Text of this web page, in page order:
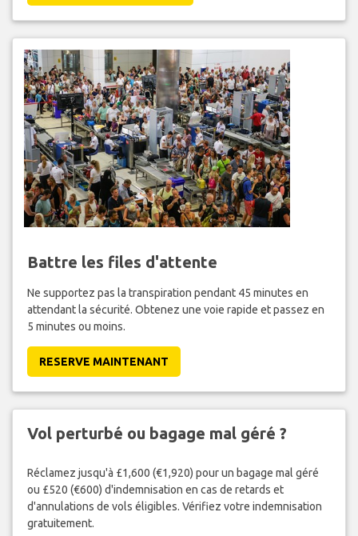
Battre les files d'attente
Ne supportez pas la transpiration pendant 45 minutes en
attendant la sécurité. Obtenez une voie rapide et passez en
5 minutes ou moins.
RESERVE MAINTENANT
Vol perturbé ou bagage mal géré ?
Réclamez jusqu'à £1,600 (€1,920) pour un bagage mal géré
ou £520 (€600) d'indemnisation en cas de retards et
d'annulations de vols éligibles. Vérifiez votre indemnisation
gratuitement.